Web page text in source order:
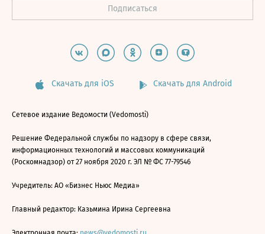
Скачать для iOS Скачать для Android
Сетевое издание Ведомости (Vedomosti)
Решение Федеральной службы по надзору в сфере связи,
информационных технологий и массовых коммуникаций
(Роскомнадзор) от 27 ноября 2020 г. ЭЛ № ФС 77-79546
Учредитель: АО «Бизнес Ньюс Медиа»
Главный редактор: Казьмина Ирина Сергеевна